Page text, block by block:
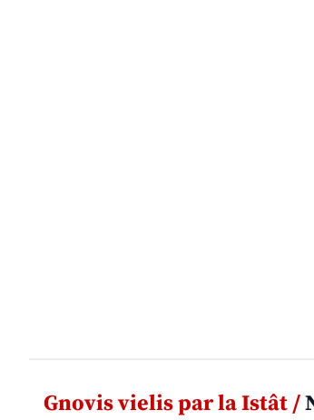
Gnovis vielis par la Istât /